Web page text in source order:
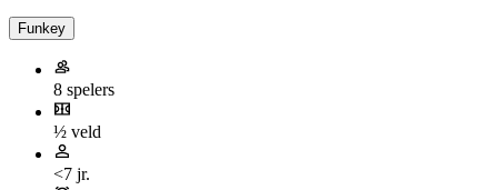
Funkey
8 spelers
½ veld
<7 jr.